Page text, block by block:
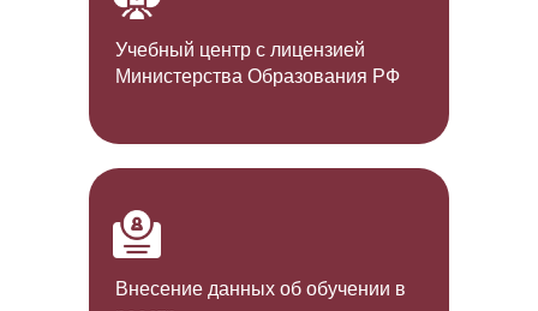
Внесение данных об обучении в
Учебный центр с лицензией
Министерства Образования РФ